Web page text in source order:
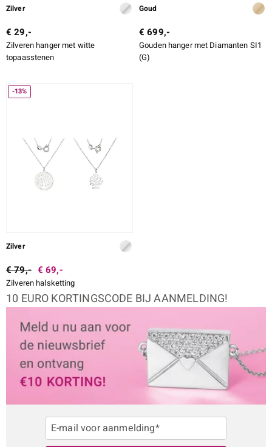
Zilver
€ 29,-
Zilveren hanger met witte
topaasstenen
Goud
€ 699,-
Gouden hanger met Diamanten SI1
(G)
-13%
Zilver
€ 79,- € 69,-
Zilveren halsketting
10 EURO KORTINGSCODE BIJ AANMELDING!
E-mail voor aanmelding*